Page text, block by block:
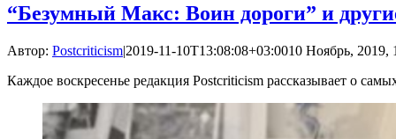
“Безумный Макс: Воин дороги” и
Автор: Postcriticism|2019-11-10T13:08:08+03:0010 Ноябрь, 2019,
Каждое воскресенье редакция Postcriticism рассказывает о